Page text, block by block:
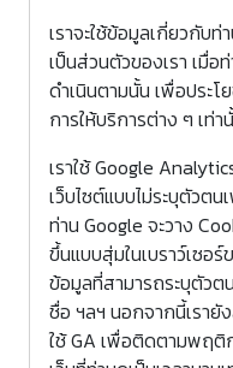
เราจะใช้ข้อมูลเกี่ยวกับ
เป็นส่วนตัวของเรา เมื่อ
ดำเนินตามนั้น เพื่อประ
การให้บริการต่าง ๆ เท่า
เราใช้ Google
เว็บไซต์แบบไม่ระบุตัวต
ท่าน Google จะวาง
ขึ้นแบบสุ่มในเบราว์เซอ
ข้อมูลที่สามารถระบุตัวต
ชื่อ ฯลฯ นอกจากนี้เรายั
ใช้ GA เพื่อติดตามพฤติ